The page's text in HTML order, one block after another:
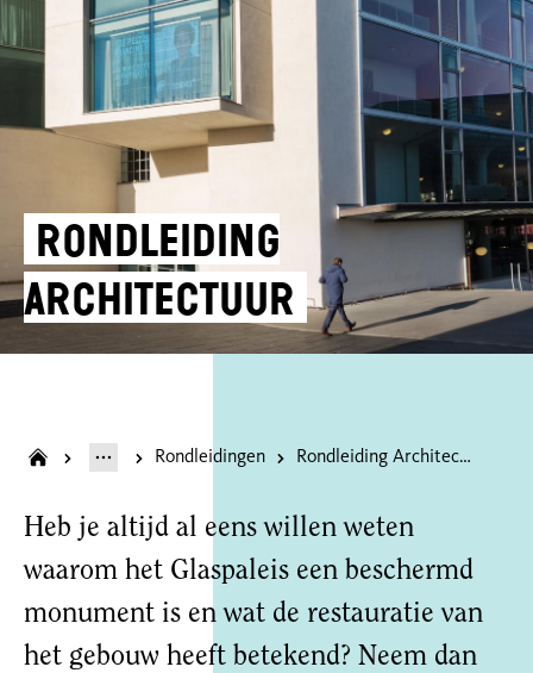
Rondleiding
architectuur
Rondleidingen Rondleiding Architectuur
Heb je altijd al eens willen weten
waarom het Glaspaleis een beschermd
monument is en wat de restauratie van
het gebouw heeft betekend? Neem dan